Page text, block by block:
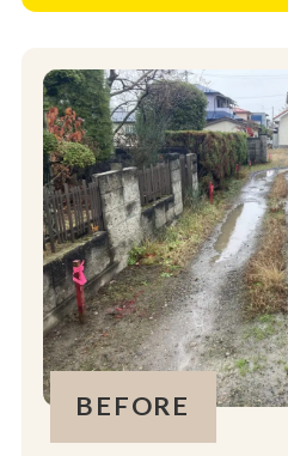
BEFORE